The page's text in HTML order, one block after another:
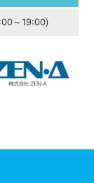
～19:00)